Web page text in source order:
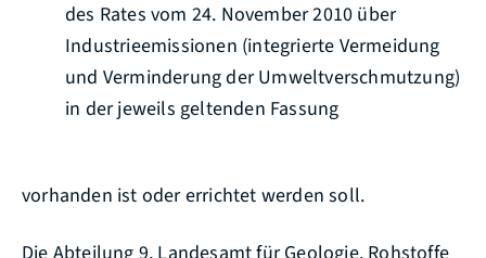
des Rates vom 24. November 2010 über
Industrieemissionen (integrierte Vermeidung
und Verminderung der Umweltverschmutzung)
in der jeweils geltenden Fassung
vorhanden ist oder errichtet werden soll.